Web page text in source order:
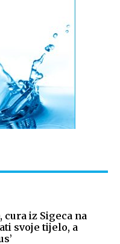
cura iz Sigeca na
svoje tijelo, a